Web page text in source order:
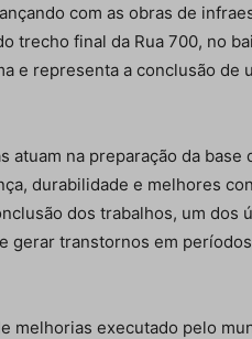
com as obras de
trecho final da Rua 700, no
e representa a conclusão de
atuam na preparação da base
durabilidade e melhores
dos trabalhos, um dos
gerar transtornos em
melhorias executado pelo